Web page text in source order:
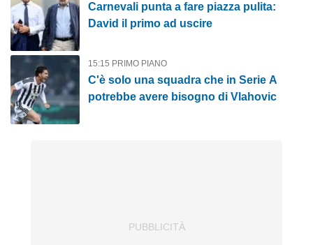
Carnevali punta a fare piazza pulita:
David il primo ad uscire
15:15 PRIMO PIANO
C'è solo una squadra che in Serie A
potrebbe avere bisogno di Vlahovic